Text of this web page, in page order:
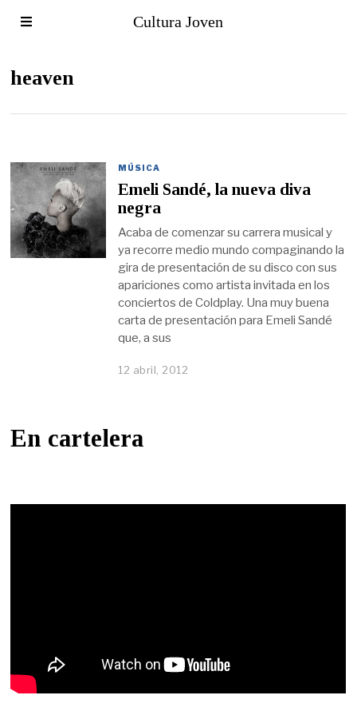
Cultura Joven
heaven
MÚSICA
Emeli Sandé, la nueva diva
negra
Acaba de comenzar su carrera musical y
ya recorre medio mundo compaginando la
gira de presentación de su disco con sus
apariciones como artista invitada en los
conciertos de Coldplay. Una muy buena
carta de presentación para Emeli Sandé
que, a sus
12 abril, 2012
En cartelera